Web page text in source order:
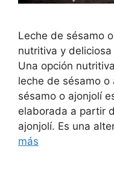
Leche de sésamo
nutritiva y
Una opción
leche de sésamo o
sésamo o ajonjolí
elaborada a partir
ajonjolí. Es una
más